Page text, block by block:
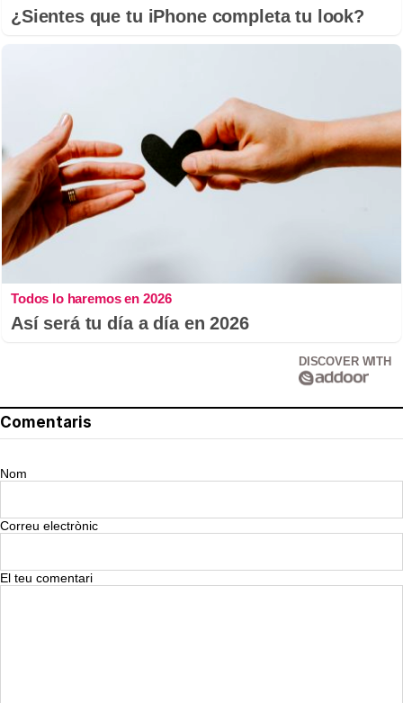
¿Sientes que tu iPhone completa tu look?
Todos lo haremos en 2026
Así será tu día a día en 2026
DISCOVER WITH
Comentaris
Nom
Correu electrònic
El teu comentari